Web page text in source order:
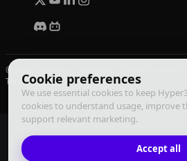
Cookie preferences
We use essential cookies to keep
cookies to understand usage, improve
support relevant marketing.
Accept all
© 2026 Deemos Corporation. Todos los
Términos de UsoPolítica de Privacidad